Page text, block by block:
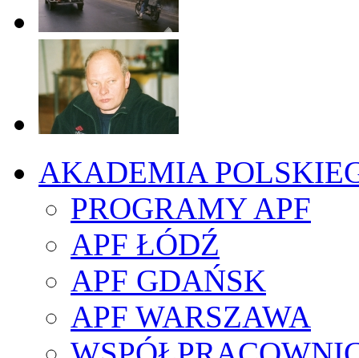
AKADEMIA
PROGRAMY APF
APF ŁÓDŹ
APF GDAŃSK
APF WARSZAWA